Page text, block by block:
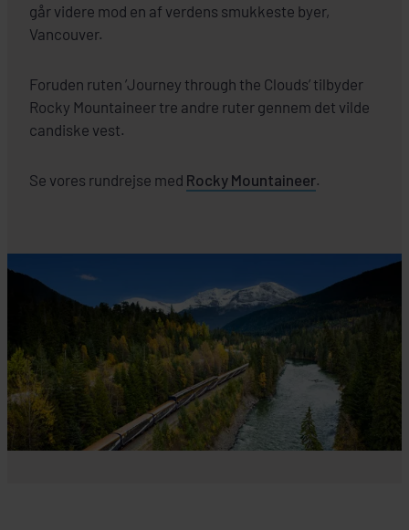
går videre mod en af verdens smukkeste byer,
Vancouver.
Foruden ruten ’Journey through the Clouds’ tilbyder
Rocky Mountaineer tre andre ruter gennem det vilde
candiske vest.
Se vores rundrejse med Rocky Mountaineer.